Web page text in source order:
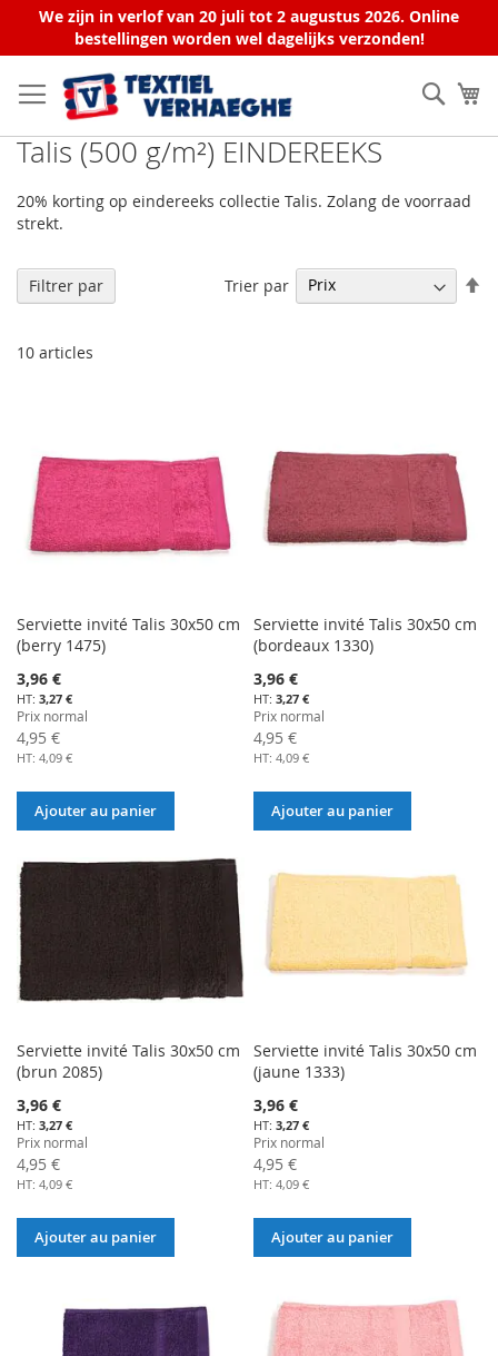
We zijn in verlof van 20 juli tot 2 augustus 2026. Online
bestellingen worden wel dagelijks verzonden!
au
contenu
Talis (500 g/m²) EINDEREEKS
20% korting op eindereeks collectie Talis. Zolang de voorraad
strekt.
Filtrer par
10 articles
Trier par
Serviette invité Talis 30x50 cm
(berry 1475)
Prix
Spécial
3,96 €
3,27 €
Prix normal
4,95 €
4,09 €
Ajouter au panier
Serviette invité Talis 30x50 cm
(bordeaux 1330)
Prix
Spécial
3,96 €
3,27 €
Prix normal
4,95 €
4,09 €
Ajouter au panier
Serviette invité Talis 30x50 cm
(brun 2085)
Prix
Spécial
3,96 €
3,27 €
Prix normal
4,95 €
4,09 €
Ajouter au panier
Serviette invité Talis 30x50 cm
(jaune 1333)
Prix
Spécial
3,96 €
3,27 €
Prix normal
4,95 €
4,09 €
Ajouter au panier